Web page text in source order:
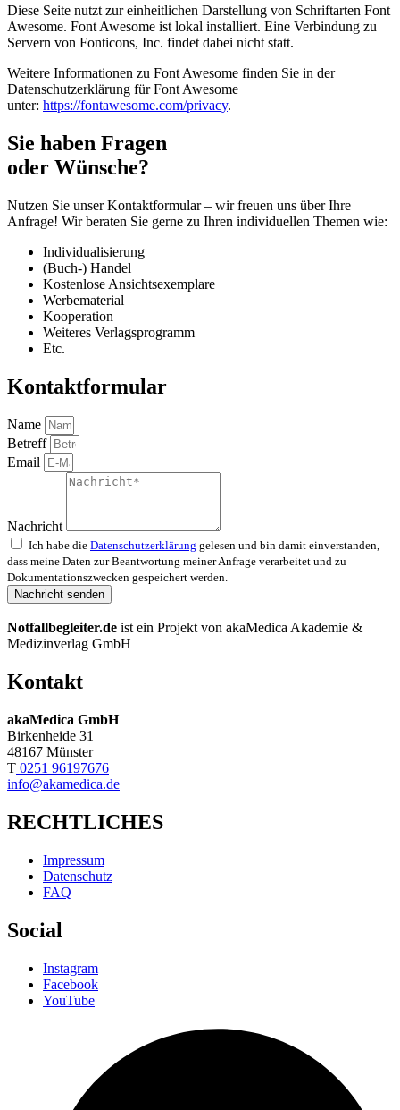
Diese Seite nutzt zur einheitlichen Darstellung von Schriftarten Font
Awesome. Font Awesome ist lokal installiert. Eine Verbindung zu
Servern von Fonticons, Inc. findet dabei nicht statt.
Weitere Informationen zu Font Awesome finden Sie in der
Datenschutzerklärung für Font Awesome
unter: https://fontawesome.com/privacy.
Sie haben Fragen
oder Wünsche?
Nutzen Sie unser Kontaktformular – wir freuen uns über Ihre
Anfrage! Wir beraten Sie gerne zu Ihren individuellen Themen wie:
Individualisierung
(Buch-) Handel
Kostenlose Ansichtsexemplare
Werbematerial
Kooperation
Weiteres Verlagsprogramm
Etc.
Kontaktformular
Name
Betreff
Email
Nachricht
Ich habe die Datenschutzerklärung gelesen und bin damit einverstanden,
dass meine Daten zur Beantwortung meiner Anfrage verarbeitet und zu
Dokumentationszwecken gespeichert werden.
Nachricht senden
Notfallbegleiter.de ist ein Projekt von akaMedica Akademie &
Medizinverlag GmbH
Kontakt
akaMedica GmbH
Birkenheide 31
48167 Münster
T 0251 96197676
info@akamedica.de
RECHTLICHES
Impressum
Datenschutz
FAQ
Social
Instagram
Facebook
YouTube